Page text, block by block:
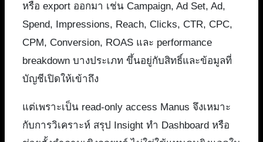
หรือ export ออกมา เช่น Campaign, Ad Set, Ad,
Spend, Impressions, Reach, Clicks, CTR, CPC,
CPM, Conversion, ROAS และ performance
breakdown บางประเภท ขึ้นอยู่กับสิทธิ์และข้อมูลที่
บัญชีเปิดให้เข้าถึง
แต่เพราะเป็น read-only access Manus จึงเหมาะ
กับการวิเคราะห์ สรุป Insight ทำ Dashboard หรือ